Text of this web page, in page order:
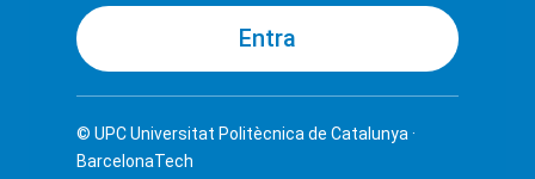
© UPCUniversitat Politècnica de Catalunya ·
BarcelonaTech